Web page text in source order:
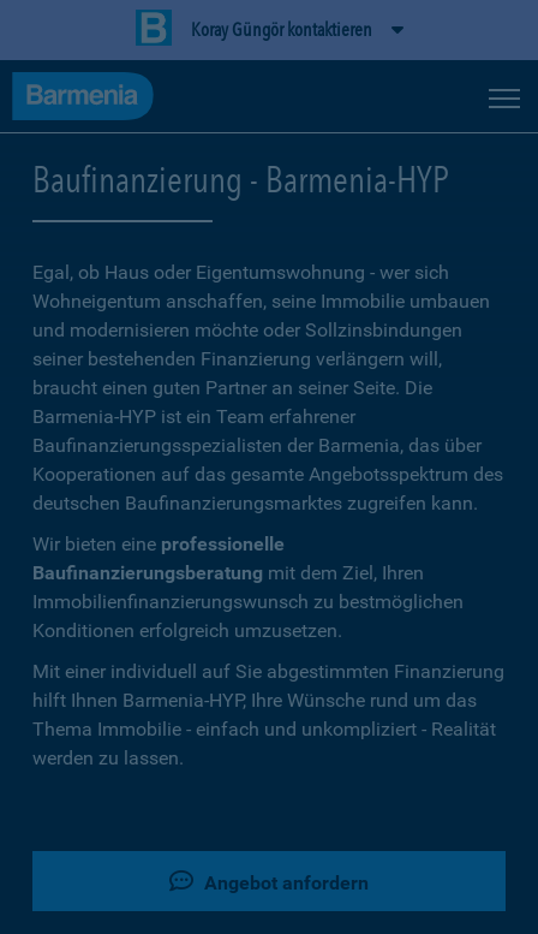
Koray Güngör kontaktieren
Baufinanzierung - Barmenia-HYP
Egal, ob Haus oder Eigentumswohnung - wer sich
Wohneigentum anschaffen, seine Immobilie umbauen
und modernisieren möchte oder Sollzinsbindungen
seiner bestehenden Finanzierung verlängern will,
braucht einen guten Partner an seiner Seite. Die
Barmenia-HYP ist ein Team erfahrener
Baufinanzierungsspezialisten der Barmenia, das über
Kooperationen auf das gesamte Angebotsspektrum des
deutschen Baufinanzierungsmarktes zugreifen kann.
Wir bieten eine professionelle
Baufinanzierungsberatung mit dem Ziel, Ihren
Immobilienfinanzierungswunsch zu bestmöglichen
Konditionen erfolgreich umzusetzen.
Mit einer individuell auf Sie abgestimmten Finanzierung
hilft Ihnen Barmenia-HYP, Ihre Wünsche rund um das
Thema Immobilie - einfach und unkompliziert - Realität
werden zu lassen.
Angebot anfordern